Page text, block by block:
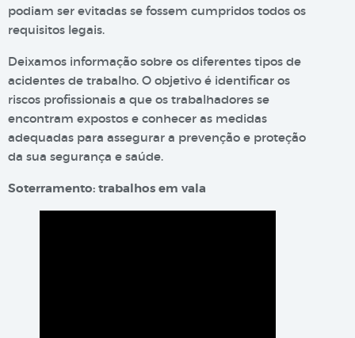
podiam ser evitadas se fossem cumpridos todos os
requisitos legais.
Deixamos informação sobre os diferentes tipos de
acidentes de trabalho. O objetivo é identificar os
riscos profissionais a que os trabalhadores se
encontram expostos e conhecer as medidas
adequadas para assegurar a prevenção e proteção
da sua segurança e saúde.​​
Soterramento: trabalhos em vala​​